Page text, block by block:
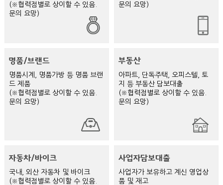
(※협력점별로 상이할 수 있음.
문의 요망)
문의 요망)
명품시계, 명품가방 등 명품 브랜
드 제품
(※협력점별로 상이할 수 있음.
문의 요망)
아파트, 단독주택, 오피스텔, 토
지 등 부동산 담보대출
(※협력점별로 상이할 수 있음.
문의 요망)
국내, 외산 자동차 및 바이크
(※협력점별로 상이할 수 있음.
사업자가 보유하고 계신 영업상
품 및 재고
당일시세의 90%
대출금리
원리금 일부상환 또는 만기 일시상환
준비서류
감정서 및 보증서 지참시 빠른 감정과 많은 대출을 받으실 수 있습
니다.